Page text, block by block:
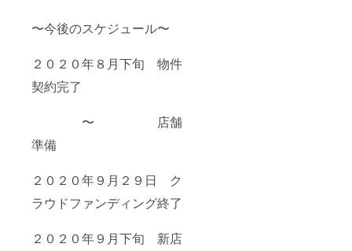
〜今後のスケジュール〜
２０２０年８月下旬 物件
契約完了
〜 店舗
準備
２０２０年９月２９日 ク
ラウドファンディング終了
２０２０年９月下旬 新店